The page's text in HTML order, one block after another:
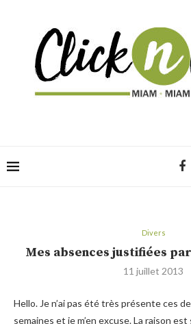
Divers
Mes absences justifiées
11 juillet 2013
Hello. Je n’ai pas été très présente ces
semaines et je m’en excuse. La raison est